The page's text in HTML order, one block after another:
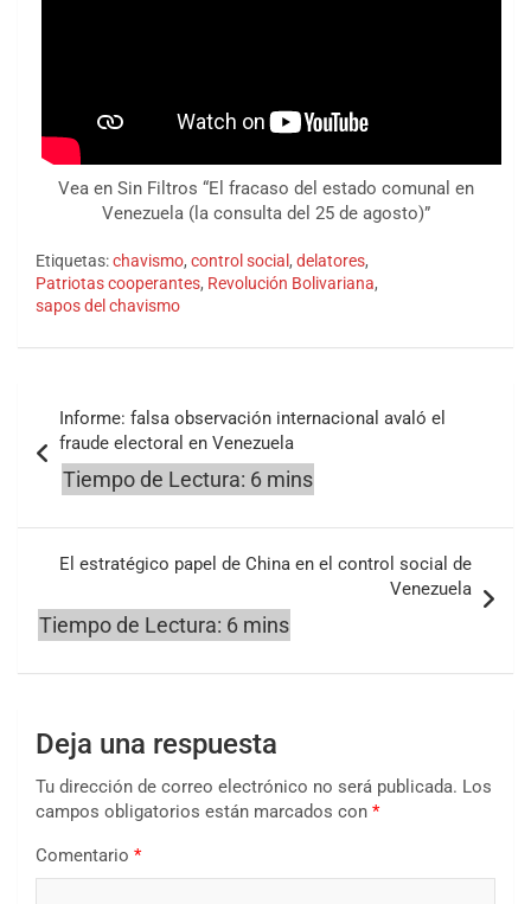
Vea en Sin Filtros “El fracaso del estado comunal en
Venezuela (la consulta del 25 de agosto)”
Etiquetas:chavismo, control social , delatores,
Patriotas cooperantes, Revolución Bolivariana,
sapos del chavismo
de
entradas
Informe: falsa observación internacional avaló el
fraude electoral en Venezuela
El estratégico papel de China en el control social de
Venezuela
Deja una respuesta
Tu dirección de correo electrónico no será publicada. Los
campos obligatorios están marcados con *
Comentario *